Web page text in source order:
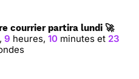
18/01/16 : Très jolie carte
courrier partira lundi 🚀
9 heures, 10 minutes et 23